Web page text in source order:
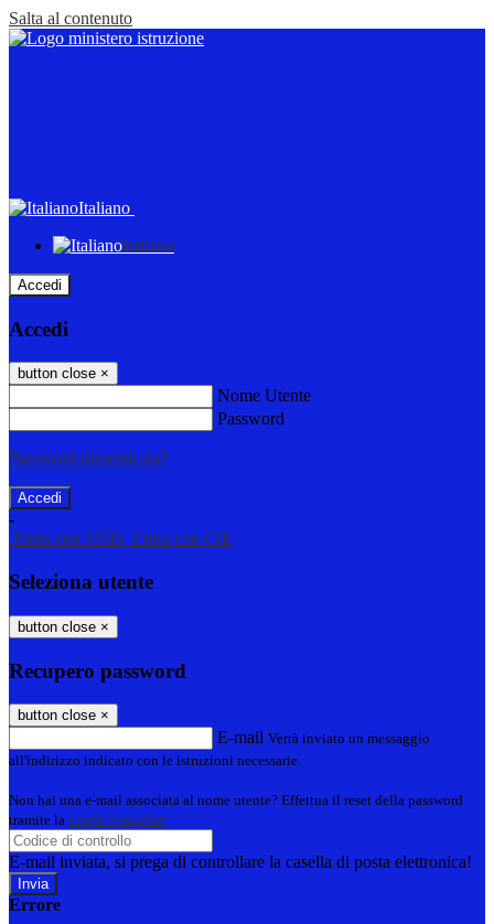
Salta al contenuto
Italiano
Italiano
Accedi
Accedi
button close ×
Nome Utente
Password
Password dimenticata?
-
Entra con SPID Entra con CIE
Seleziona utente
button close ×
Recupero password
button close ×
E-mail Verrà inviato un messaggio
all'indirizzo indicato con le istruzioni necessarie.
Non hai una e-mail associata al nome utente? Effettua il reset della password
tramite la Login Spaggiari
E-mail inviata, si prega di controllare la casella di posta elettronica!
Errore